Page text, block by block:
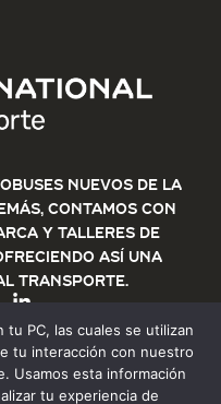
nuevos de la
contamos con
y talleres de
así una
transporte.
tu PC, las cuales se utilizan
tu interacción con nuestro
Usamos esta información
tu experiencia de